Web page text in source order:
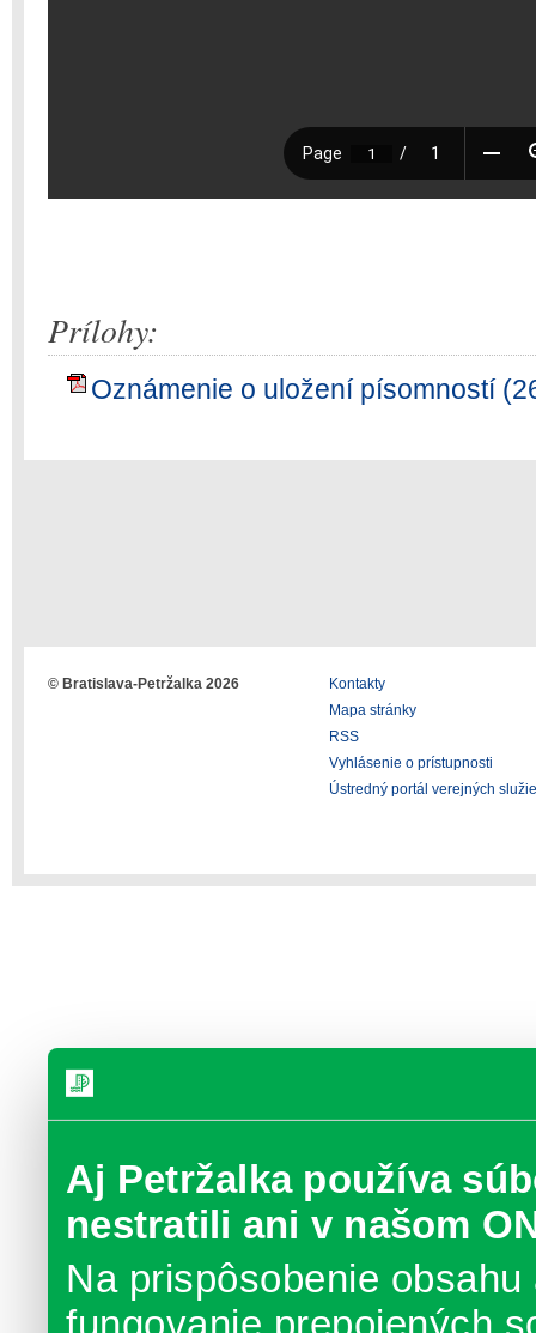
Aj Petržalka používa
nestratili ani v našom
Na prispôsobenie
Prílohy:
Oznámenie o uložení písomností
© Bratislava-Petržalka 2026
Kontakty
Mapa stránky
RSS
Vyhlásenie o prístupnosti
Ústredný portál verejných